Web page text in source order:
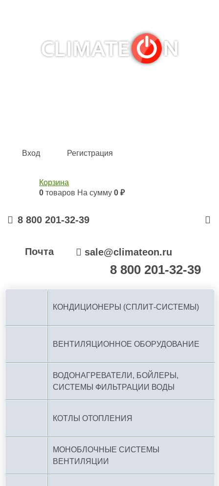
Вход Регистрация
Корзина
0 товаров На сумму 0 ₽
8 800 201-32-39
Почта sale@climateon.ru
8 800 201-32-39
КОНДИЦИОНЕРЫ (СПЛИТ-СИСТЕМЫ)
ВЕНТИЛЯЦИОННОЕ ОБОРУДОВАНИЕ
ВОДОНАГРЕВАТЕЛИ, БОЙЛЕРЫ,
СИСТЕМЫ ФИЛЬТРАЦИИ ВОДЫ
КОТЛЫ ОТОПЛЕНИЯ
МОНОБЛОЧНЫЕ СИСТЕМЫ
ВЕНТИЛЯЦИИ